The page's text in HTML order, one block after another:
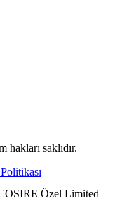
saklıdır.
Özel Limited